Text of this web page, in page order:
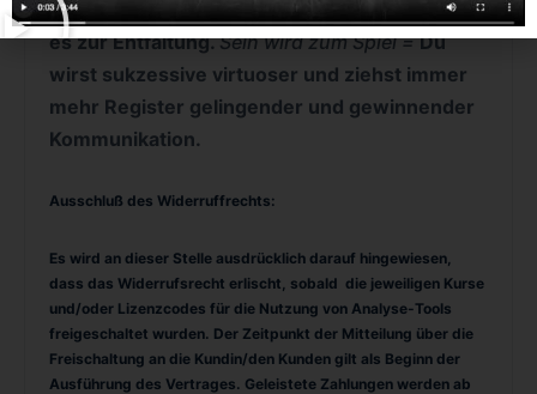
Charisma in Dir wieder zum Leben und bringst
es zur Entfaltung.Sein wird zum Spiel =Du
wirst sukzessive virtuoser und ziehst immer
mehr Register gelingender und gewinnender
Kommunikation.
Ausschluß des Widerruffrechts:
Es wird an dieser Stelle ausdrücklich darauf hingewiesen,
dass das Widerrufsrecht erlischt, sobald die jeweiligen Kurse
und/oder Lizenzcodes für die Nutzung von Analyse-Tools
freigeschaltet wurden. Der Zeitpunkt der Mitteilung über die
Freischaltung an die Kundin/den Kunden gilt als Beginn der
Ausführung des Vertrages. Geleistete Zahlungen werden ab